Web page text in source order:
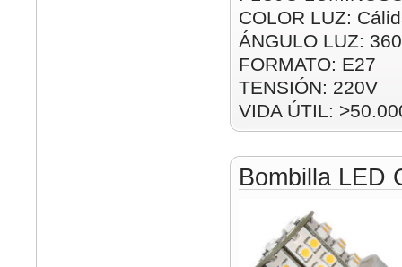
COLOR LUZ:
ÁNGULO LUZ:
FORMATO: E27
TENSIÓN: 220V
VIDA ÚTIL:
Bombilla LED